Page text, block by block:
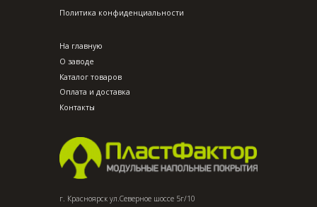
Политика конфиденциальности
На главную
О заводе
Каталог товаров
Оплата и доставка
Контакты
г. Красноярск ул.Северное шоссе 5г/10